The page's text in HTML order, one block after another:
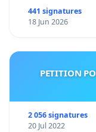
441 signatures
18 Jun 2026
PETITION
2 056 signatures
20 Jul 2022